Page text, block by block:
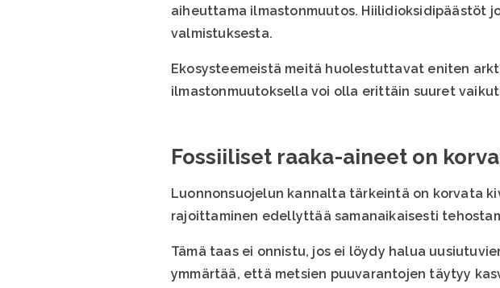
aiheuttama ilmastonmuutos. Hiilidioksidipäästöt
valmistuksesta.
Ekosysteemeistä meitä huolestuttavat eniten
ilmastonmuutoksella voi olla erittäin suuret
Fossiiliset raaka-aineet on
Luonnonsuojelun kannalta tärkeintä on korvata
rajoittaminen edellyttää samanaikaisesti
Tämä taas ei onnistu, jos ei löydy halua
ymmärtää, että metsien puuvarantojen täytyy